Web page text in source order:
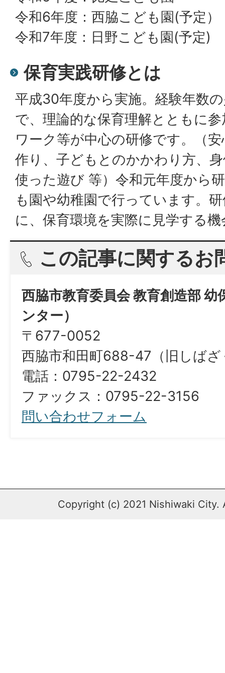
令和6年度：西脇こども園(予定）
令和7年度：日野こども園(予定)
保育実践研修とは
平成30年度から実施。経験年数
で、理論的な保育理解とともに
ワーク等が中心の研修です。（
作り、子どもとのかかわり方、
使った遊び 等）令和元年度から
も園や幼稚園で行っています。
に、保育環境を実際に見学する
この記事に関するお
西脇市教育委員会 教育創造部 幼
ンター）
〒677-0052
西脇市和田町688-47（旧しばざ
​​​​​​​電話：0795-22-2432
ファックス：0795-22-3156​​​​​​​
問い合わせフォーム
Copyright (c) 2021 Nishiwaki City.